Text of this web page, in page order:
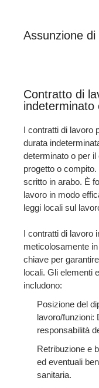
Assunzione
Contratto di
I contratti di lavoro
durata
determinato o per
progetto o
scritto in arabo. È
lavoro in modo
leggi locali sul
I contratti di lavoro
meticolosamente
chiave per
locali. Gli elementi
includono:
Posizione del
lavoro/funzioni:
responsabilità
Retribuzione e
ed eventuali
sanitaria.